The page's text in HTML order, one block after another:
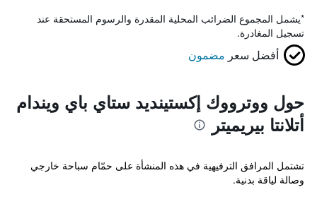
*يشمل المجموع الضرائب المحلية المقدرة والرسوم المستحقة عند
تسجيل المغادرة.
أفضل سعر مضمون
حول ووترووك إكستينديد ستاي باي ويندام
أتلانتا بيريميتر
تشتمل المرافق الترفيهية في هذه المنشأة على حمّام سباحة خارجي
وصالة لياقة بدنية.